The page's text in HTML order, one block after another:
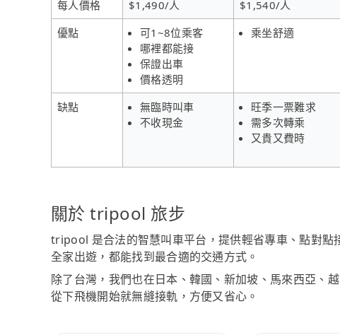
每人價格
$1,490/人 $1,540/人
優點
可1~8位乘客
哪裡都能接
保證出車
價格透明
乘坐舒適
缺點
無臨時叫車
不收現金
旺季一票難求
需多次轉乘
又貴又費時
關於 tripool 旅步
tripool 是合法的智慧叫車平台，提供輕省專車、點對點
全家出遊，都能找到最合適的交通方式。
除了台灣，我們也在日本、韓國、新加坡、馬來西亞、
從下飛機開始就無縫接軌，方便又省心。